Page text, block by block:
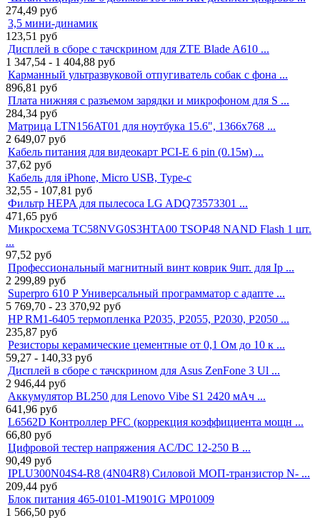
274,49 руб
3,5 мини-динамик
123,51 руб
Дисплей в сборе с тачскрином для ZTE Blade A610 ...
1 347,54 - 1 404,88 руб
Карманный ультразвуковой отпугиватель собак с фона ...
896,81 руб
Плата нижняя с разъемом зарядки и микрофоном для S ...
284,34 руб
Матрица LTN156AT01 для ноутбука 15.6", 1366x768 ...
2 649,07 руб
Кабель питания для видеокарт PCI-E 6 pin (0.15м) ...
37,62 руб
Кабель для iPhone, Micro USB, Type-c
32,55 - 107,81 руб
Фильтр HEPA для пылесоса LG ADQ73573301 ...
471,65 руб
Микросхема TC58NVG0S3HTA00 TSOP48 NAND Flash 1 шт.
...
97,52 руб
Профессиональный магнитный винт коврик 9шт. для Ip ...
2 299,89 руб
Superpro 610 P Универсальный программатор с адапте ...
5 769,70 - 23 370,92 руб
HP RM1-6405 термопленка P2035, P2055, P2030, P2050 ...
235,87 руб
Резисторы керамические цементные от 0,1 Ом до 10 к ...
59,27 - 140,33 руб
Дисплей в сборе с тачскрином для Asus ZenFone 3 Ul ...
2 946,44 руб
Аккумулятор BL250 для Lenovo Vibe S1 2420 мАч ...
641,96 руб
L6562D Контроллер PFC (коррекция коэффициента мощн ...
66,80 руб
Цифровой тестер напряжения AC/DC 12-250 В ...
90,49 руб
IPLU300N04S4-R8 (4N04R8) Силовой МОП-транзистор N- ...
209,44 руб
Блок питания 465-0101-M1901G MP01009
1 566,50 руб